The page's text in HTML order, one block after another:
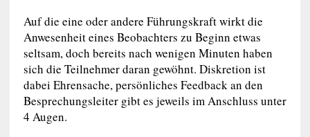
Auf die eine oder andere Führungskraft wirkt die
Anwesenheit eines Beobachters zu Beginn etwas
seltsam, doch bereits nach wenigen Minuten haben
sich die Teilnehmer daran gewöhnt. Diskretion ist
dabei Ehrensache, persönliches Feedback an den
Besprechungsleiter gibt es jeweils im Anschluss unter
4 Augen.